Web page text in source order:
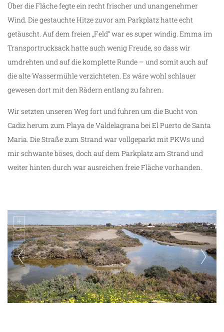
Über die Fläche fegte ein recht frischer und unangenehmer
Wind. Die gestauchte Hitze zuvor am Parkplatz hatte echt
getäuscht. Auf dem freien „Feld“ war es super windig. Emma im
Transportrucksack hatte auch wenig Freude, so dass wir
umdrehten und auf die komplette Runde – und somit auch auf
die alte Wassermühle verzichteten. Es wäre wohl schlauer
gewesen dort mit den Rädern entlang zu fahren.
Wir setzten unseren Weg fort und fuhren um die Bucht von
Cadiz herum zum Playa de Valdelagrana bei El Puerto de Santa
Maria. Die Straße zum Strand war vollgeparkt mit PKWs und
mir schwante böses, doch auf dem Parkplatz am Strand und
weiter hinten durch war ausreichen freie Fläche vorhanden.